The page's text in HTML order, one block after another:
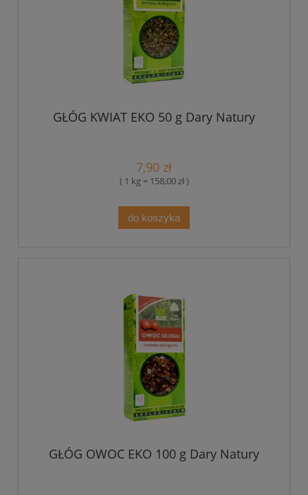
GŁÓG KWIAT EKO 50 g Dary Natury
7,90 zł
( 1 kg = 158,00 zł )
do koszyka
GŁÓG OWOC EKO 100 g Dary Natury